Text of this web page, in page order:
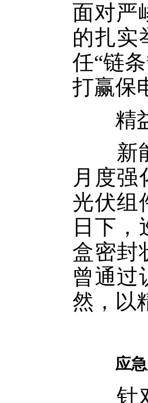
面对严
的扎实
任“链
打赢保
精益
新能
月度强
光伏组
日下
盒密封
曾通过
然，以
应
针对